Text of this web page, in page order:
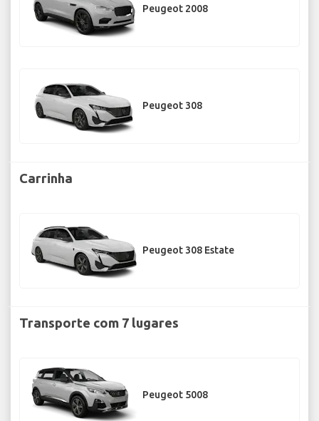
Peugeot 2008
Peugeot 308
Carrinha
Peugeot 308 Estate
Transporte com 7 lugares
Peugeot 5008